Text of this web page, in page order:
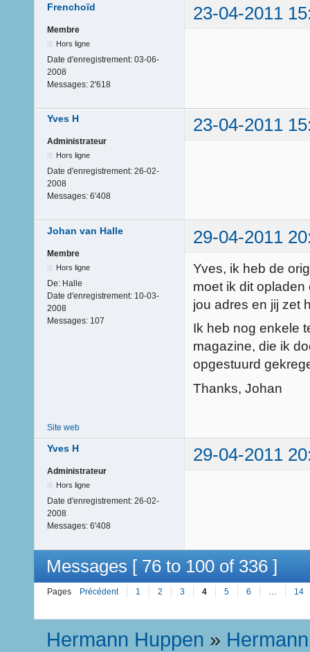
Frenchoïd 23-04-2011
Membre
Hors ligne
Date d'enregistrement: 03-06-
2008
Messages: 2'618
Yves H 23-04-2011
Administrateur
Hors ligne
Date d'enregistrement: 26-02-
2008
Messages: 6'408
Johan van Halle 29-04-2011
Membre
Hors ligne
De: Halle
Date d'enregistrement: 10-03-
2008
Messages: 107
Yves, ik heb de
moet ik dit opladen
jou adres en jij zet
Ik heb nog enkele
magazine, die ik
opgestuurd
Thanks, Johan
Site web
Yves H 29-04-2011
Administrateur
Hors ligne
Date d'enregistrement: 26-02-
2008
Messages: 6'408
Messages [ 76 to 100 of 336 ]
Pages Précédent 1 2 3 4 5 6 14
Hermann Huppen » Hermann